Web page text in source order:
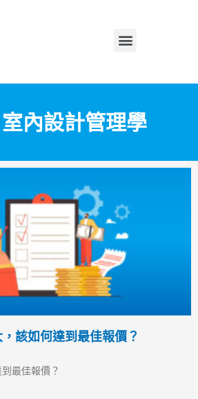
內設計管理學
該如何達到最佳報價？
最佳報價？